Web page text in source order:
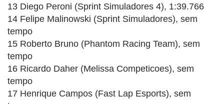
13 Diego Peroni (Sprint Simuladores 4), 1:39.766
14 Felipe Malinowski (Sprint Simuladores), sem
tempo
15 Roberto Bruno (Phantom Racing Team), sem
tempo
16 Ricardo Daher (Melissa Competicoes), sem
tempo
17 Henrique Campos (Fast Lap Esports), sem